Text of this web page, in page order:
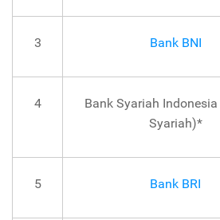
3 Bank BNI
4
Bank Syariah Indonesia
Syariah)*
5 Bank BRI